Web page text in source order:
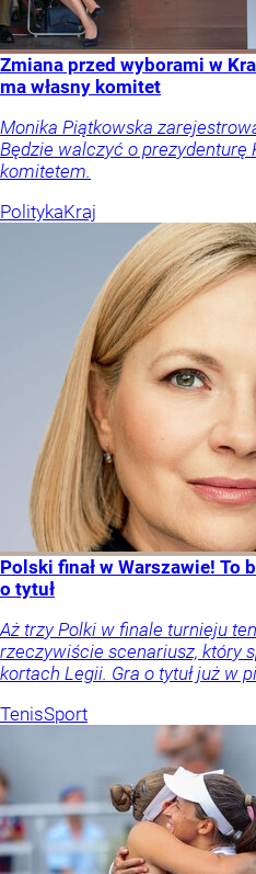
Zmiana przed wyborami w
ma własny komitet
Monika Piątkowska
Będzie walczyć o prezydenturę
komitetem.
PolitykaKraj
Polski finał w Warszawie! To
o tytuł
Aż trzy Polki w finale turnieju
rzeczywiście scenariusz, który
kortach Legii. Gra o tytuł już w
TenisSport